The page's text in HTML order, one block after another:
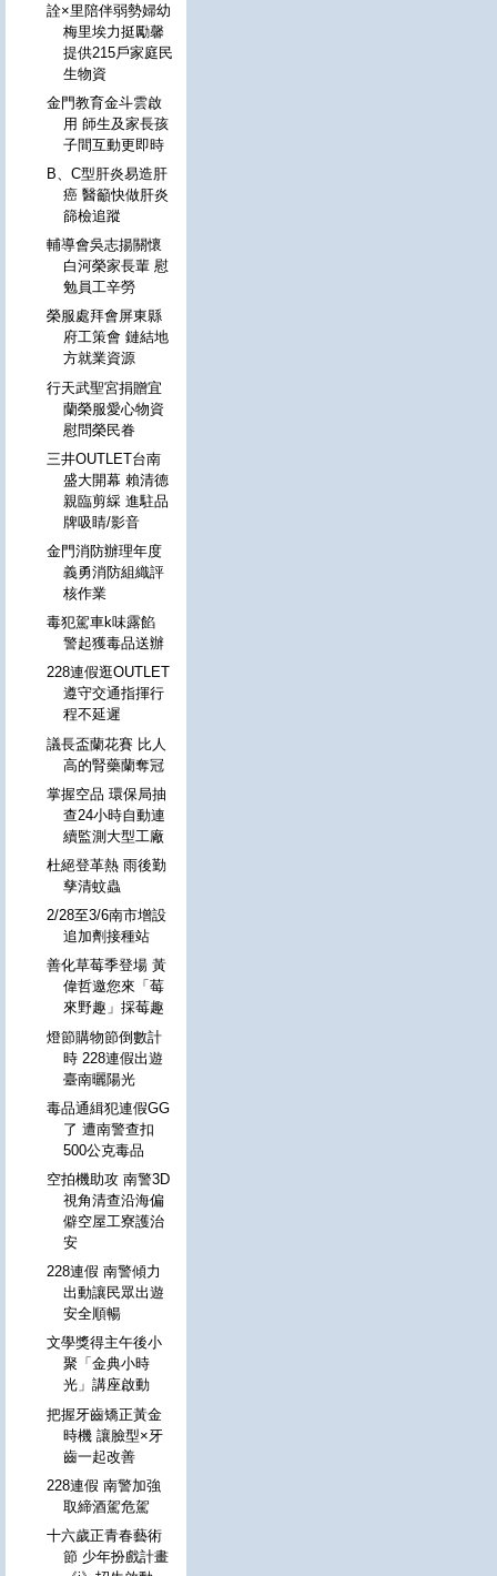
詮×里陪伴弱勢婦幼
梅里埃力挺勵馨
提供215戶家庭民
生物資
金門教育金斗雲啟
用 師生及家長孩
子間互動更即時
B、C型肝炎易造肝
癌 醫籲快做肝炎
篩檢追蹤
輔導會吳志揚關懷
白河榮家長輩 慰
勉員工辛勞
榮服處拜會屏東縣
府工策會 鏈結地
方就業資源
行天武聖宮捐贈宜
蘭榮服愛心物資
慰問榮民眷
三井OUTLET台南
盛大開幕 賴清德
親臨剪綵 進駐品
牌吸睛/影音
金門消防辦理年度
義勇消防組織評
核作業
毒犯駕車k味露餡
警起獲毒品送辦
228連假逛OUTLET
遵守交通指揮行
程不延遲
議長盃蘭花賽 比人
高的腎藥蘭奪冠
掌握空品 環保局抽
查24小時自動連
續監測大型工廠
杜絕登革熱 雨後勤
孳清蚊蟲
2/28至3/6南市增設
追加劑接種站
善化草莓季登場 黃
偉哲邀您來「莓
來野趣」採莓趣
燈節購物節倒數計
時 228連假出遊
臺南曬陽光
毒品通緝犯連假GG
了 遭南警查扣
500公克毒品
空拍機助攻 南警3D
視角清查沿海偏
僻空屋工寮護治
安
228連假 南警傾力
出動讓民眾出遊
安全順暢
文學獎得主午後小
聚「金典小時
光」講座啟動
把握牙齒矯正黃金
時機 讓臉型×牙
齒一起改善
228連假 南警加強
取締酒駕危駕
十六歲正青春藝術
節 少年扮戲計畫